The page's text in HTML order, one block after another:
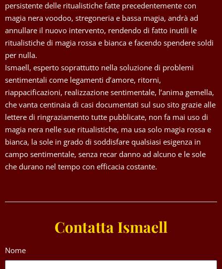
persistente delle ritualistiche fatte precedentemente con
magia nera voodoo, stregoneria e bassa magia, andrà ad
annullare il nuovo intervento, rendendo di fatto inutili le
ritualistiche di magia rossa e bianca e facendo spendere soldi
per nulla.
Ismaell, esperto soprattutto nella soluzione di problemi
sentimentali come legamenti d’amore, ritorni,
riappacificazioni, realizzazione sentimentale, l’anima gemella,
che vanta centinaia di casi documentati sul suo sito grazie alle
lettere di ringraziamento tutte pubblicate, non fa mai uso di
magia nera nelle sue ritualistiche, ma usa solo magia rossa e
bianca, la sole in grado di soddisfare qualsiasi esigenza in
campo sentimentale, senza recar danno ad alcuno e le sole
che durano nel tempo con efficacia costante.
Contatta Ismaell
Nome